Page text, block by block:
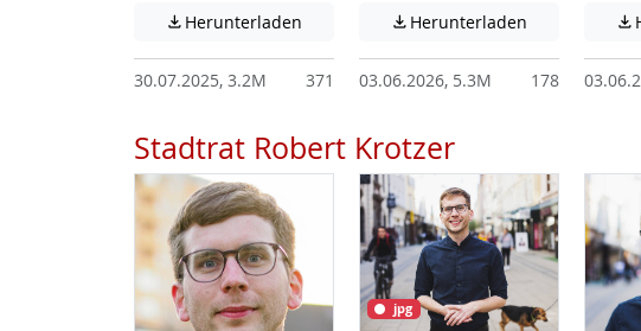
 Herunterladen Achtung: Diese Datei enthält unter
30.07.2025, 3.2M 371
 Herunterladen Achtung:
03.06.2026, 5.3M 178

Stadtrat Robert Krotzer
jpg